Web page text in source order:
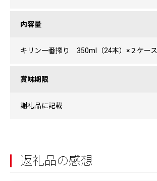
内容量
キリン一番搾り 350ml（24本）×２ケース
賞味期限
謝礼品に記載
返礼品の感想